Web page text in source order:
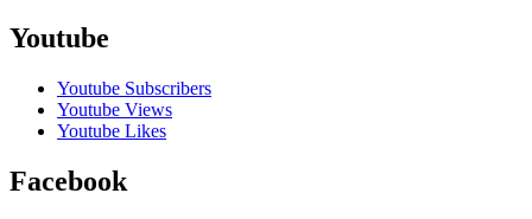
Youtube
Youtube Subscribers
Youtube Views
Youtube Likes
Facebook